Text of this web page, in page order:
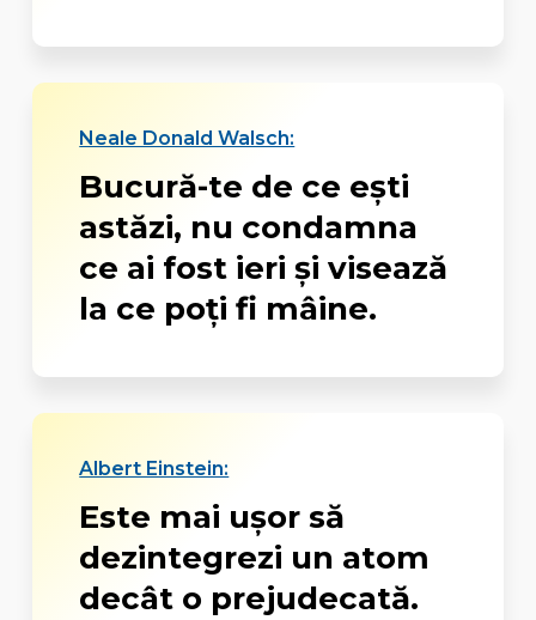
Neale Donald Walsch:
Bucură-te de ce ești
astăzi, nu condamna
ce ai fost ieri și visează
la ce poți fi mâine.
Albert Einstein:
Este mai ușor să
dezintegrezi un atom
decât o prejudecată.